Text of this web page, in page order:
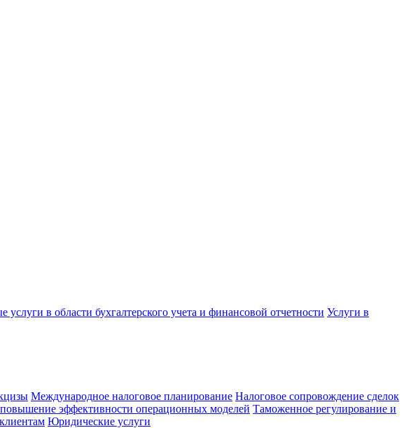
услуги в области бухгалтерского учета и финансовой отчетности Услуги в
Международное налоговое планирование Налоговое сопровождение сделок
эффективности операционных моделей Таможенное регулирование и
Юридические услуги